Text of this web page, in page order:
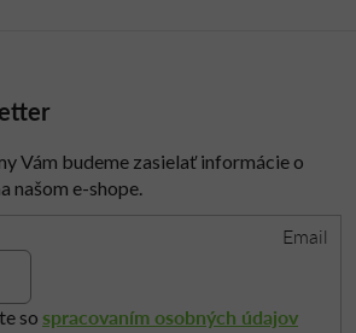
Vám budeme zasielať informácie o
našom e-shope.
Email
so spracovaním osobných údajov